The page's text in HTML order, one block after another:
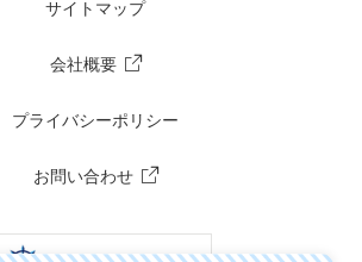
サイトマップ
会社概要
プライバシーポリシー
お問い合わせ